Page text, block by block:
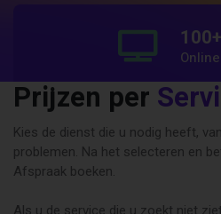
100+
10+
Prijzen per
Kies de dienst die u nodig heeft,
problemen. Na het selecteren en
Afspraak boeken.
Als u de service die u zoekt niet